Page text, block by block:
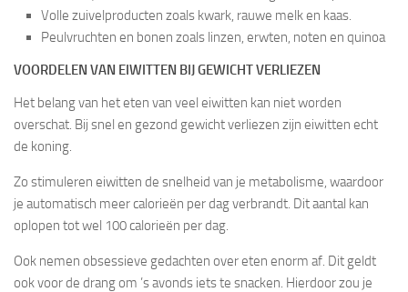
Volle zuivelproducten zoals kwark, rauwe melk en kaas.
Peulvruchten en bonen zoals linzen, erwten, noten en quinoa
VOORDELEN VAN EIWITTEN BIJ GEWICHT VERLIEZEN
Het belang van het eten van veel eiwitten kan niet worden
overschat. Bij snel en gezond gewicht verliezen zijn eiwitten echt
de koning.
Zo stimuleren eiwitten de snelheid van je metabolisme, waardoor
je automatisch meer calorieën per dag verbrandt. Dit aantal kan
oplopen tot wel 100 calorieën per dag.
Ook nemen obsessieve gedachten over eten enorm af. Dit geldt
ook voor de drang om ’s avonds iets te snacken. Hierdoor zou je